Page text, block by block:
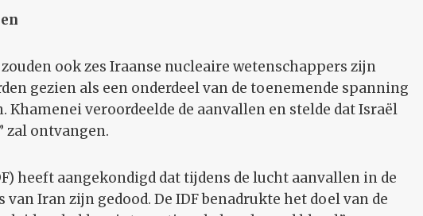
ook zes Iraanse nucleaire wetenschappers zijn
gezien als een onderdeel van de toenemende spanning
Khamenei veroordeelde de aanvallen en stelde dat Israël
zal ontvangen.
heeft aangekondigd dat tijdens de lucht aanvallen in de
Iran zijn gedood. De IDF benadrukte het doel van de